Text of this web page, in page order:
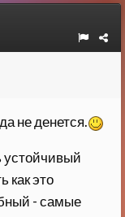
не денется.
устойчивый
как это
- самые